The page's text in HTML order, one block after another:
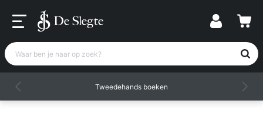
Waar ben je naar op zoek?
Tweedehands boeken